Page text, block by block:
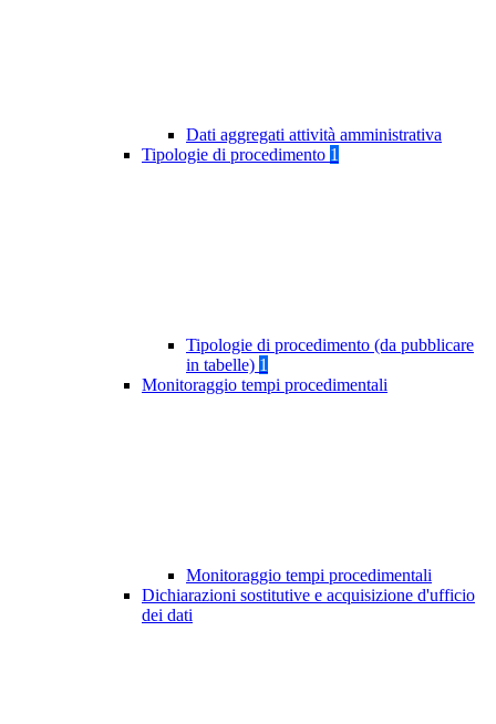
Dati aggregati attività amministrativa
Tipologie di procedimento 1
Tipologie di procedimento (da pubblicare
in tabelle) 1
Monitoraggio tempi procedimentali
Monitoraggio tempi procedimentali
Dichiarazioni sostitutive e acquisizione d'ufficio
dei dati